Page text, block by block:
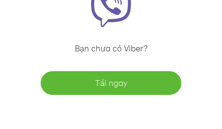
Bạn chưa có Viber?
Tải ngay